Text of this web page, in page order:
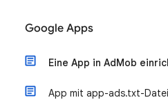
Google Apps
Eine App in AdMob
App mit app-ads.txt-